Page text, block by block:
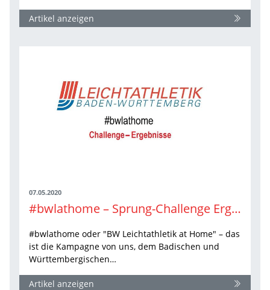
Artikel anzeigen
07.05.2020
#bwlathome – Sprung-Challenge Ergebnisse
#bwlathome oder "BW Leichtathletik at Home" – das
ist die Kampagne von uns, dem Badischen und
Württembergischen…
Artikel anzeigen